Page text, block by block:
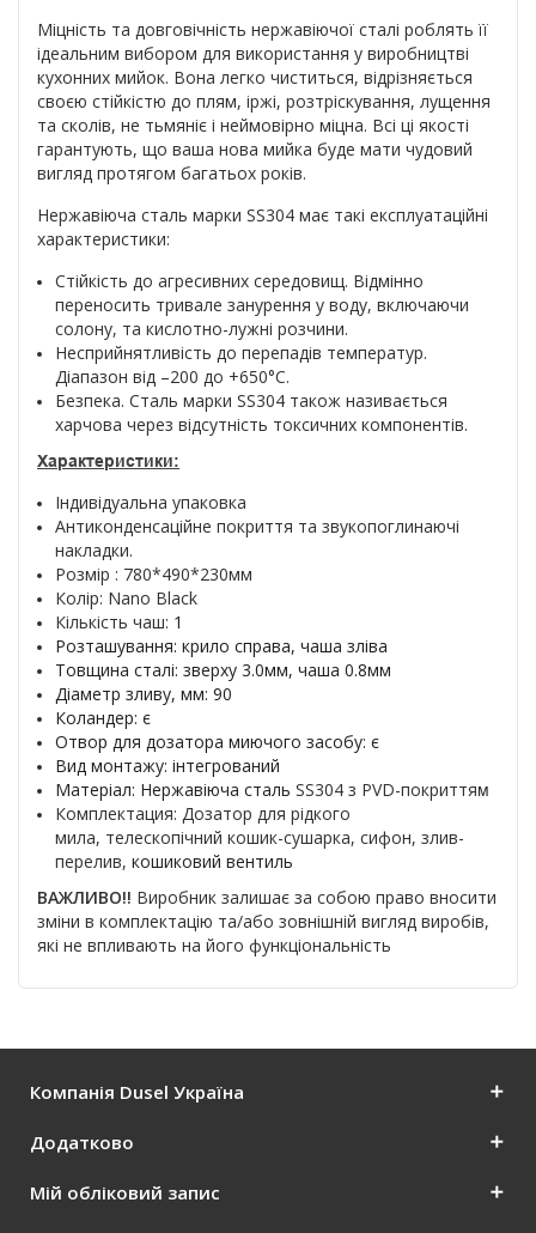
Міцність та довговічність нержавіючої сталі роблять її
ідеальним вибором для використання у виробництві
кухонних мийок. Вона легко чиститься, відрізняється
своєю стійкістю до плям, іржі, розтріскування, лущення
та сколів, не тьмяніє і неймовірно міцна. Всі ці якості
гарантують, що ваша нова мийка буде мати чудовий
вигляд протягом багатьох років.
Нержавіюча сталь марки SS304 має такі експлуатаційні
характеристики:
Стійкість до агресивних середовищ. Відмінно
переносить тривале занурення у воду, включаючи
солону, та кислотно-лужні розчини.
Несприйнятливість до перепадів температур.
Діапазон від –200 до +650°С.
Безпека. Сталь марки SS304 також називається
харчова через відсутність токсичних компонентів.
Характеристики:
Індивідуальна упаковка
Антиконденсаційне покриття та звукопоглинаючі
накладки.
Розмір : 780*490*230мм
Колір: Nano Black
Кількість чаш: 1
Розташування: крило справа, чаша зліва
Товщина сталі: зверху 3.0мм, чаша 0.8мм
Діаметр зливу, мм: 90
Коландер: є
Отвор для дозатора миючого засобу: є
Вид монтажу: інтегрований
Матеріал: Нержавіюча сталь SS304 з PVD-покриттям
Комплектация: Дозатор для рідкого
мила, телескопічний кошик-сушарка, сифон, злив-
перелив, кошиковий вентиль
ВАЖЛИВО!! Виробник залишає за собою право вносити
зміни в комплектацію та/або зовнішній вигляд виробів,
які не впливають на його функціональність
Компанія Dusel Україна
Додатково
Мій обліковий запис